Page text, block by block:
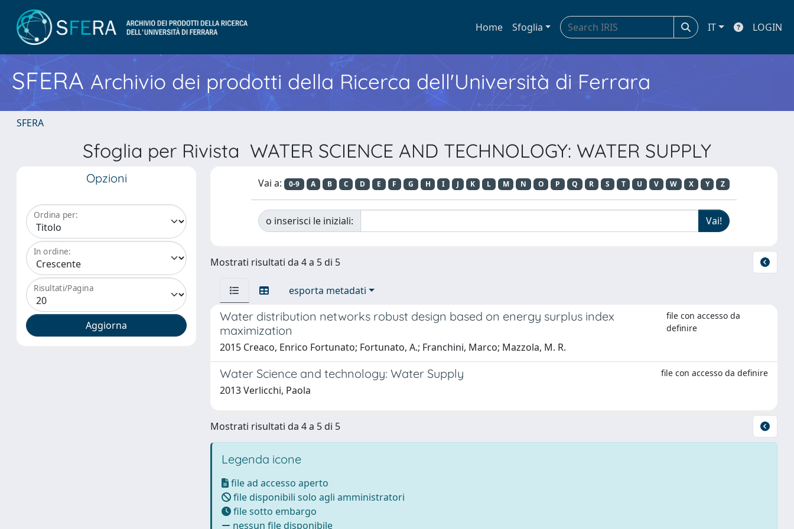
Home Sfoglia IT LOGIN
SFERA Archivio dei prodotti della Ricerca dell'Università di Ferrara
SFERA
Sfoglia per Rivista WATER SCIENCE AND TECHNOLOGY: WATER SUPPLY
Opzioni
Ordina per:
In ordine:
Risultati/Pagina
Vai a: 0-9 A B C D E F G H I J K L M N O P Q R S T U V W X Y Z
o inserisci le iniziali:
Mostrati risultati da 4 a 5 di 5
esporta metadati
Water distribution networks robust design based on energy surplus index
maximization
file con accesso da
definire
2015 Creaco, Enrico Fortunato; Fortunato, A.; Franchini, Marco; Mazzola, M. R.
Water Science and technology: Water Supply file con accesso da definire
2013 Verlicchi, Paola
Mostrati risultati da 4 a 5 di 5
Legenda icone
file ad accesso aperto
file disponibili solo agli amministratori
file sotto embargo
nessun file disponibile